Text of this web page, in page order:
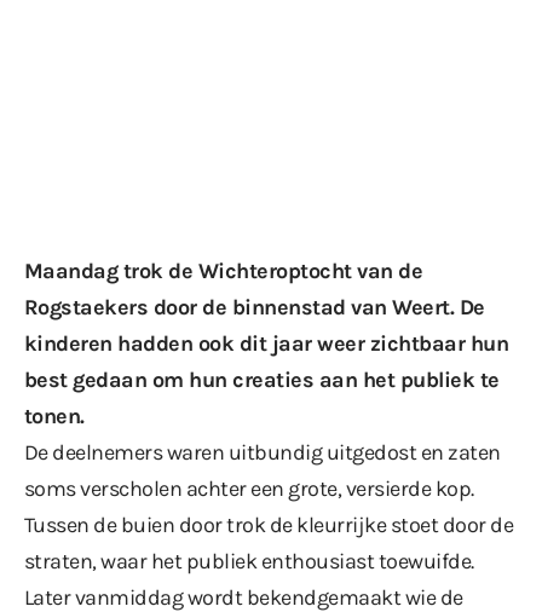
Maandag trok de Wichteroptocht van de
Rogstaekers door de binnenstad van Weert. De
kinderen hadden ook dit jaar weer zichtbaar hun
best gedaan om hun creaties aan het publiek te
tonen.
De deelnemers waren uitbundig uitgedost en zaten
soms verscholen achter een grote, versierde kop.
Tussen de buien door trok de kleurrijke stoet door de
straten, waar het publiek enthousiast toewuifde.
Later vanmiddag wordt bekendgemaakt wie de